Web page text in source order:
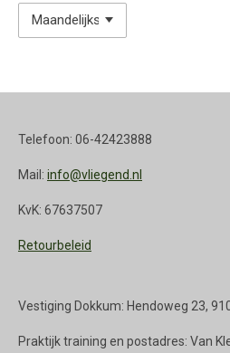
Telefoon: 06-42423888
Mail: info@vliegend.nl
KvK: 67637507
Retourbeleid
Vestiging Dokkum: Hendoweg 23,
Praktijk training en postadres: Van